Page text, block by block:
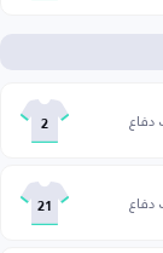
2
21